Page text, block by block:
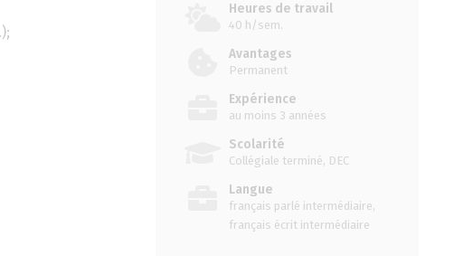
Heures de travail
40 h/sem.
Avantages
Permanent
Expérience
au moins 3 années
Scolarité
Collégiale terminé, DEC
Langue
français parlé intermédiaire,
français écrit intermédiaire